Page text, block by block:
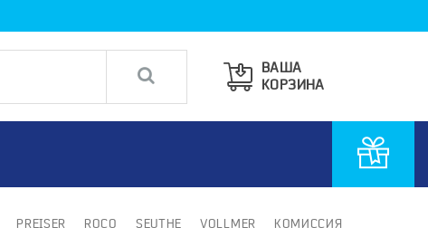
ВАША
КОРЗИНА
PREISER ROCO SEUTHE VOLLMER КОМИССИЯ